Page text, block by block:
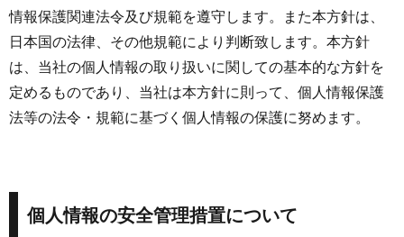
情報保護関連法令及び規範を遵守します。また本方針は、
日本国の法律、その他規範により判断致します。本方針
は、当社の個人情報の取り扱いに関しての基本的な方針を
定めるものであり、当社は本方針に則って、個人情報保護
法等の法令・規範に基づく個人情報の保護に努めます。
個人情報の安全管理措置について